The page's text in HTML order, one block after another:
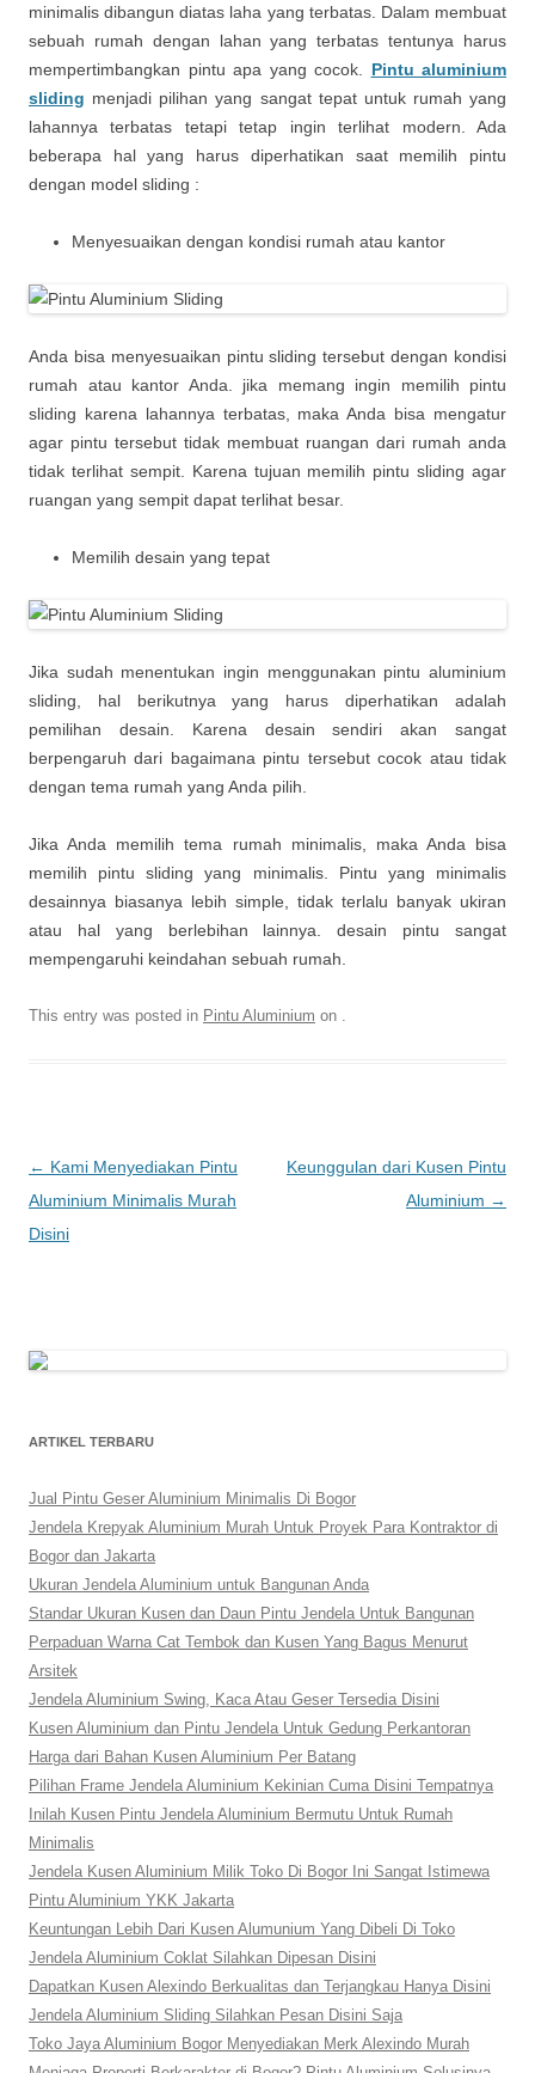
minimalis dibangun diatas laha yang terbatas. Dalam membuat
sebuah rumah dengan lahan yang terbatas tentunya harus
mempertimbangkan pintu apa yang cocok. Pintu aluminium
sliding menjadi pilihan yang sangat tepat untuk rumah yang
lahannya terbatas tetapi tetap ingin terlihat modern. Ada
beberapa hal yang harus diperhatikan saat memilih pintu
dengan model sliding :
Menyesuaikan dengan kondisi rumah atau kantor
Anda bisa menyesuaikan pintu sliding tersebut dengan kondisi
rumah atau kantor Anda. jika memang ingin memilih pintu
sliding karena lahannya terbatas, maka Anda bisa mengatur
agar pintu tersebut tidak membuat ruangan dari rumah anda
tidak terlihat sempit. Karena tujuan memilih pintu sliding agar
ruangan yang sempit dapat terlihat besar.
Memilih desain yang tepat
Jika sudah menentukan ingin menggunakan pintu aluminium
sliding, hal berikutnya yang harus diperhatikan adalah
pemilihan desain. Karena desain sendiri akan sangat
berpengaruh dari bagaimana pintu tersebut cocok atau tidak
dengan tema rumah yang Anda pilih.
Jika Anda memilih tema rumah minimalis, maka Anda bisa
memilih pintu sliding yang minimalis. Pintu yang minimalis
desainnya biasanya lebih simple, tidak terlalu banyak ukiran
atau hal yang berlebihan lainnya. desain pintu sangat
mempengaruhi keindahan sebuah rumah.
This entry was posted in Pintu Aluminium on .
Post
navigation
← Kami Menyediakan Pintu
Aluminium Minimalis Murah
Disini
Keunggulan dari Kusen Pintu
Aluminium →
ARTIKEL TERBARU
Jual Pintu Geser Aluminium Minimalis Di Bogor
Jendela Krepyak Aluminium Murah Untuk Proyek Para Kontraktor di
Bogor dan Jakarta
Ukuran Jendela Aluminium untuk Bangunan Anda
Standar Ukuran Kusen dan Daun Pintu Jendela Untuk Bangunan
Perpaduan Warna Cat Tembok dan Kusen Yang Bagus Menurut
Arsitek
Jendela Aluminium Swing, Kaca Atau Geser Tersedia Disini
Kusen Aluminium dan Pintu Jendela Untuk Gedung Perkantoran
Harga dari Bahan Kusen Aluminium Per Batang
Pilihan Frame Jendela Aluminium Kekinian Cuma Disini Tempatnya
Inilah Kusen Pintu Jendela Aluminium Bermutu Untuk Rumah
Minimalis
Jendela Kusen Aluminium Milik Toko Di Bogor Ini Sangat Istimewa
Pintu Aluminium YKK Jakarta
Keuntungan Lebih Dari Kusen Alumunium Yang Dibeli Di Toko
Jendela Aluminium Coklat Silahkan Dipesan Disini
Dapatkan Kusen Alexindo Berkualitas dan Terjangkau Hanya Disini
Jendela Aluminium Sliding Silahkan Pesan Disini Saja
Toko Jaya Aluminium Bogor Menyediakan Merk Alexindo Murah